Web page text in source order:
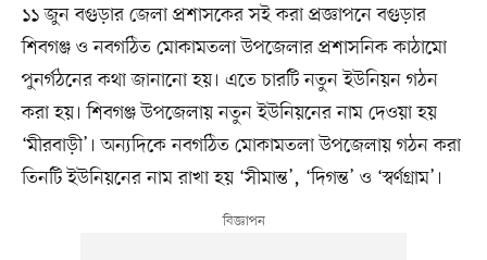
১১ জুন বগুড়ার জেলা প্রশাসকের সই করা প্রজ্ঞাপনে বগুড়ার
শিবগঞ্জ ও নবগঠিত মোকামতলা উপজেলার প্রশাসনিক কাঠামো
পুনর্গঠনের কথা জানানো হয়। এতে চারটি নতুন ইউনিয়ন গঠন
করা হয়। শিবগঞ্জ উপজেলায় নতুন ইউনিয়নের নাম দেওয়া হয়
‘মীরবাড়ী’। অন্যদিকে নবগঠিত মোকামতলা উপজেলায় গঠন করা
তিনটি ইউনিয়নের নাম রাখা হয় ‘সীমান্ত’, ‘দিগন্ত’ ও ‘স্বর্ণগ্রাম’।